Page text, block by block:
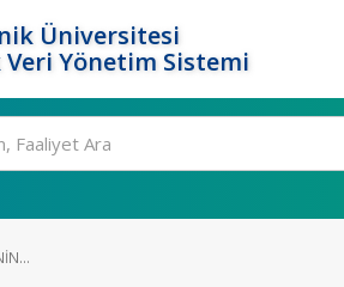
Üniversitesi
Yönetim Sistemi